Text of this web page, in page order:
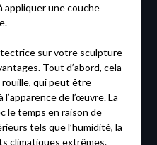
appliquer une couche
sur votre sculpture
Tout d’abord, cela
rouille, qui peut être
de l’œuvre. La
le temps en raison de
tels que l’humidité, la
climatiques extrêmes.